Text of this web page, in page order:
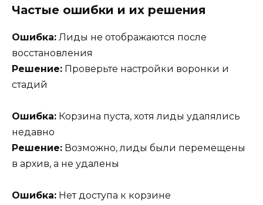
Частые ошибки и их решения
Ошибка: Лиды не отображаются после
восстановления
Решение: Проверьте настройки воронки и
стадий
Ошибка: Корзина пуста, хотя лиды удалялись
недавно
Решение: Возможно, лиды были перемещены
в архив, а не удалены
Ошибка: Нет доступа к корзине